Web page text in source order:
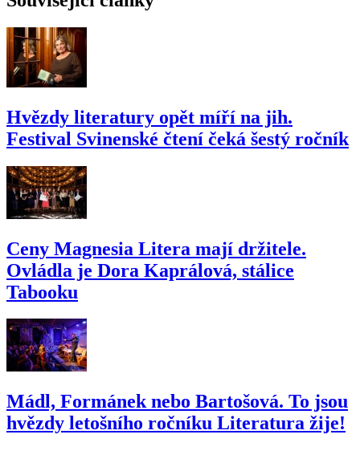
Hvězdy literatury opět míří na jih.
Festival Svinenské čtení čeká šestý ročník
Ceny Magnesia Litera mají držitele.
Ovládla je Dora Kaprálová, stálice
Tabooku
Mádl, Formánek nebo Bartošová. To jsou
hvězdy letošního ročníku Literatura žije!